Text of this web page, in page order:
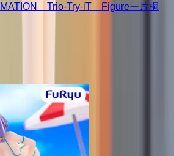
Trio-Try-iT Figureー片桐